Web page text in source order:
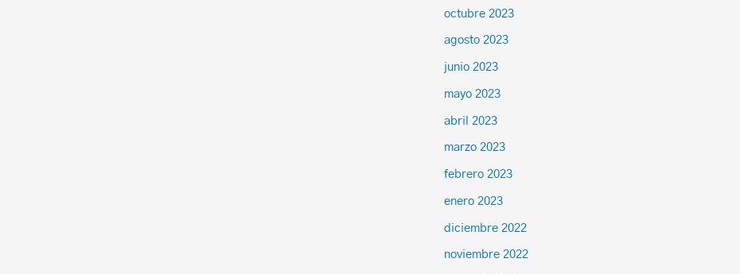
octubre 2023
agosto 2023
junio 2023
mayo 2023
abril 2023
marzo 2023
febrero 2023
enero 2023
diciembre 2022
noviembre 2022